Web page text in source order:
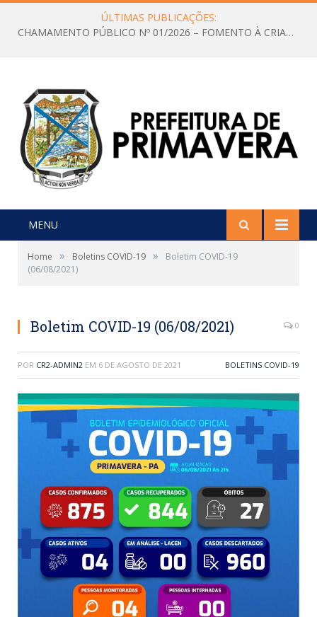
ÚLTIMAS PUBLICAÇÕES:
CHAMAMENTO PÚBLICO Nº 01/2026 – FOMENTO À CRIAÇÃO E A CIRCULAÇÃO DE PRODUÇÕES CULTURAIS – Aldir Blanc
MENU
Home » Boletins COVID-19 »
Boletim COVID-19
(06/08/2021)
Boletim COVID-19 (06/08/2021) 0
POR CR2-ADMIN2 EM 6 DE AGOSTO DE 2021 BOLETINS COVID-19